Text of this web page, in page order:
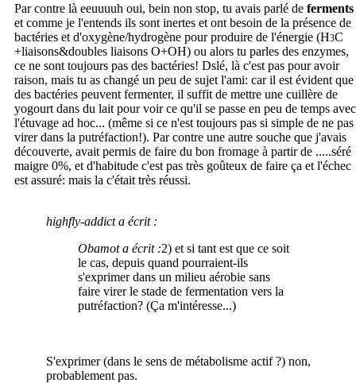
Par contre là eeuuuuh oui, bein non stop, tu avais parlé de ferments
et comme je l'entends ils sont inertes et ont besoin de la présence de
bactéries et d'oxygène/hydrogène pour produire de l'énergie (H3C
+liaisons&doubles liaisons O+OH) ou alors tu parles des enzymes,
ce ne sont toujours pas des bactéries! Dslé, là c'est pas pour avoir
raison, mais tu as changé un peu de sujet l'ami: car il est évident que
des bactéries peuvent fermenter, il suffit de mettre une cuillère de
yogourt dans du lait pour voir ce qu'il se passe en peu de temps avec
l'étuvage ad hoc... (même si ce n'est toujours pas si simple de ne pas
virer dans la putréfaction!). Par contre une autre souche que j'avais
découverte, avait permis de faire du bon fromage à partir de .....séré
maigre 0%, et d'habitude c'est pas très goûteux de faire ça et l'échec
est assuré: mais la c'était très réussi.
highfly-addict a écrit :
Obamot a écrit :2) et si tant est que ce soit
le cas, depuis quand pourraient-ils
s'exprimer dans un milieu aérobie sans
faire virer le stade de fermentation vers la
putréfaction? (Ça m'intéresse...)
S'exprimer (dans le sens de métabolisme actif ?) non,
probablement pas.